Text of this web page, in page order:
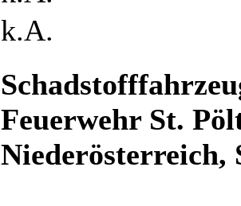
k.A.
Feuerwehr St.
Niederösterreich,